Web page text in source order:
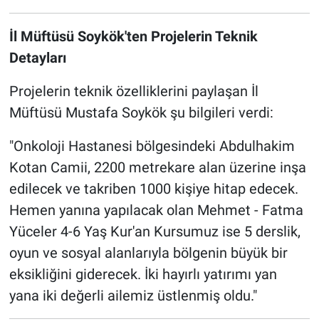
İl Müftüsü Soykök'ten Projelerin Teknik
Detayları
Projelerin teknik özelliklerini paylaşan İl
Müftüsü Mustafa Soykök şu bilgileri verdi:
"Onkoloji Hastanesi bölgesindeki Abdulhakim
Kotan Camii, 2200 metrekare alan üzerine inşa
edilecek ve takriben 1000 kişiye hitap edecek.
Hemen yanına yapılacak olan Mehmet - Fatma
Yüceler 4-6 Yaş Kur'an Kursumuz ise 5 derslik,
oyun ve sosyal alanlarıyla bölgenin büyük bir
eksikliğini giderecek. İki hayırlı yatırımı yan
yana iki değerli ailemiz üstlenmiş oldu."